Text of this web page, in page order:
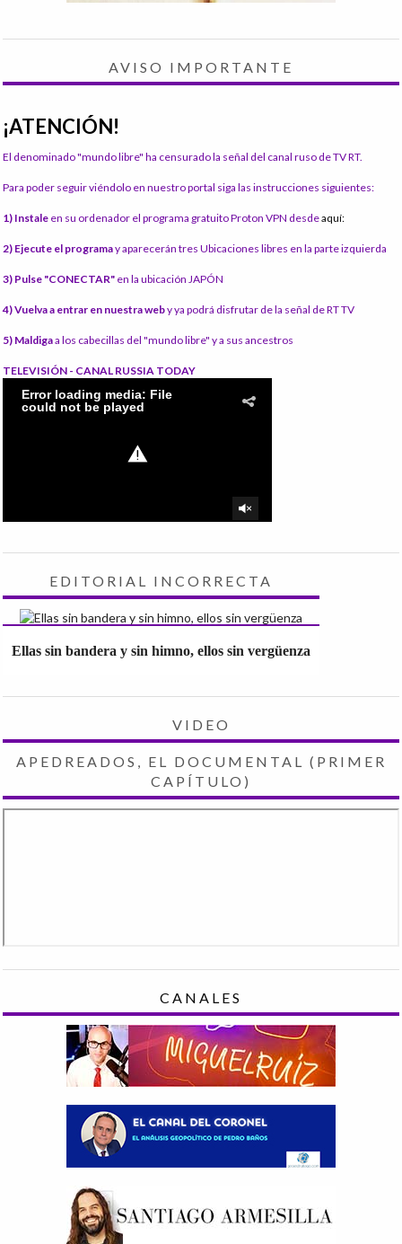
AVISO IMPORTANTE
¡ATENCIÓN!
El denominado "mundo libre" ha censurado la señal del canal ruso de TV RT.
Para poder seguir viéndolo en nuestro portal siga las instrucciones siguientes:
1) Instale en su ordenador el programa gratuito Proton VPN desdeaquí:
2) Ejecute el programay aparecerán tres Ubicaciones libres en la parte izquierda
3) Pulse "CONECTAR" en la ubicación JAPÓN
4) Vuelva a entrar en nuestra weby ya podrá disfrutar de la señal de RT TV
5) Maldigaa los cabecillas del "mundo libre" y a sus ancestros
TELEVISIÓN - CANAL RUSSIA TODAY
EDITORIAL INCORRECTA
Ellas sin bandera y sin himno, ellos sin vergüenza
VIDEO
APEDREADOS, EL DOCUMENTAL (PRIMER
CAPÍTULO)
CANALES